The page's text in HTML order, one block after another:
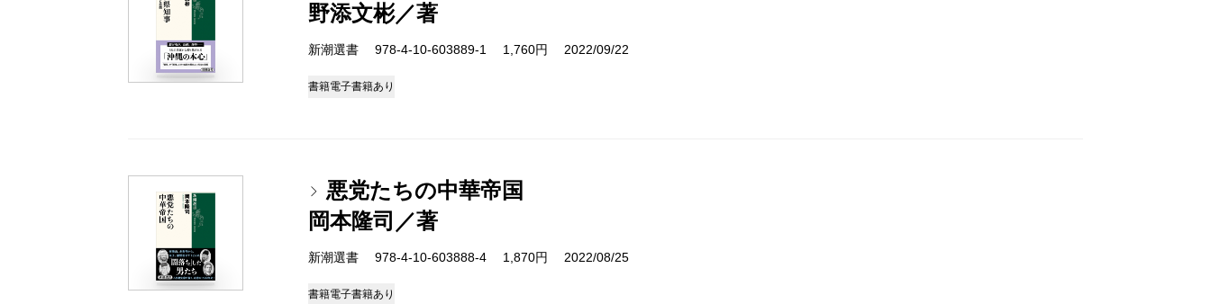
野添文彬／著
新潮選書 978-4-10-603889-1 1,760円 2022/09/22
書籍電子書籍あり
悪党たちの中華帝国
岡本隆司／著
新潮選書 978-4-10-603888-4 1,870円 2022/08/25
書籍電子書籍あり